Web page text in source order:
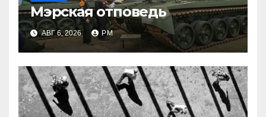
Мэрская отповедь
АВГ 6, 2026 РМ